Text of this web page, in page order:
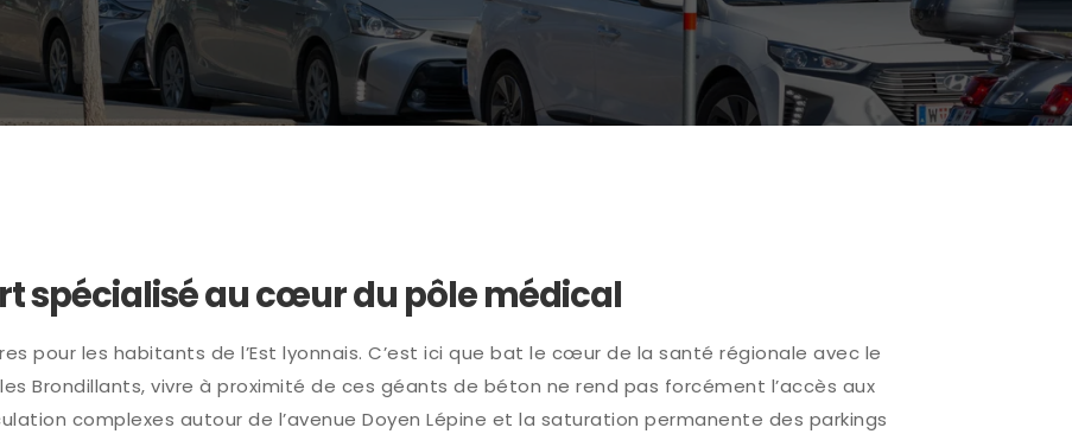
spécialisé au cœur du pôle médical
pour les habitants de l’Est lyonnais. C’est ici que bat le cœur de la santé régionale avec le
Brondillants, vivre à proximité de ces géants de béton ne rend pas forcément l’accès aux
complexes autour de l’avenue Doyen Lépine et la saturation permanente des parkings